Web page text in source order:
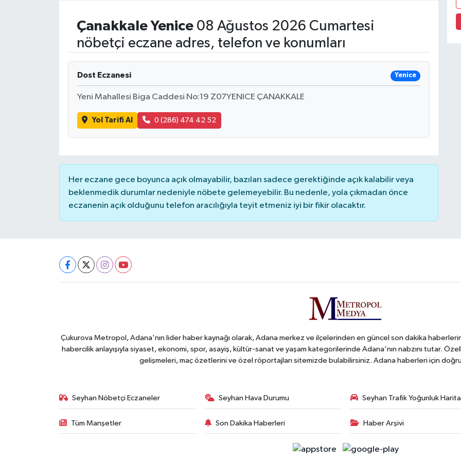
Çanakkale Yenice08 Ağustos 2026 Cumartesi
nöbetçi eczane adres, telefon ve konumları
Dost Eczanesi Yenice
Yeni Mahallesi Biga Caddesi No:19 Z07YENICE ÇANAKKALE
Yol Tarifi Al 0 (286) 474 42 52
Her eczane gece boyunca açık olmayabilir, bazıları sadece gerektiğinde açık kalabilir veya
beklenmedik durumlar nedeniyle nöbete gelemeyebilir. Bu nedenle, yola çıkmadan önce
eczanenin açık olduğunu telefon aracılığıyla teyit etmeniz iyi bir fikir olacaktır.
Çukurova Metropol, Adana'nın lider haber kaynağı olarak, Adana merkez ve ilçelerinden en güncel son dakika haberlerini
habercilik anlayışıyla siyaset, ekonomi, spor, asayiş, kültür-sanat ve yaşam kategorilerinde Adana'nın nabzını tutar.
gelişmeleri, maç özetlerini ve özel röportajları sitemizde bulabilirsiniz. Adana haberleri için
Seyhan Nöbetçi Eczaneler Seyhan Hava Durumu Seyhan Trafik Yoğunluk
Tüm Manşetler Son Dakika Haberleri Haber Arşivi